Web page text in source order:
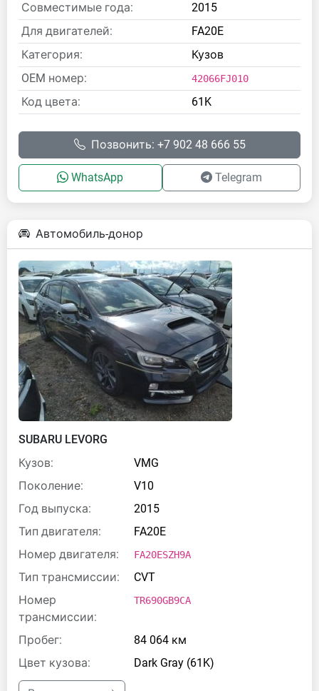
Совместимые года:
2015
Для двигателей:
FA20E
Категория:
Кузов
OEM номер:
42066FJ010
Код цвета: 61K
Позвонить: +7 902 48 666 55
WhatsApp Telegram
Автомобиль-донор
SUBARU LEVORG
Кузов:
VMG
Поколение:
V10
Год выпуска:
2015
Тип двигателя:
FA20E
Номер двигателя:
FA20ESZH9A
Тип трансмиссии:
CVT
Номер
трансмиссии:
TR690GB9CA
Пробег:
84 064 км
Цвет кузова:
Dark Gray (61K)